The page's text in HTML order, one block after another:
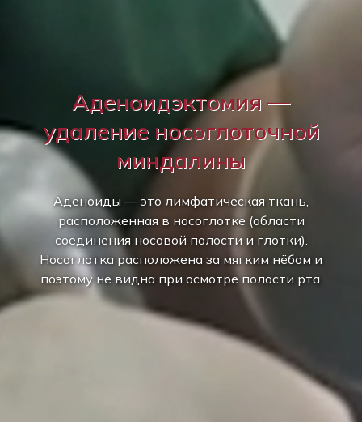
Аденоидэктомия —
удаление носоглоточной
миндалины
Аденоиды — это лимфатическая ткань,
расположенная в носоглотке (области
соединения носовой полости и глотки).
Носоглотка расположена за мягким нёбом и
поэтому не видна при осмотре полости рта.